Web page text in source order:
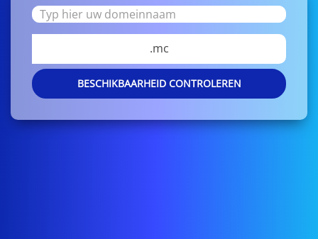
.mc
BESCHIKBAARHEID CONTROLEREN